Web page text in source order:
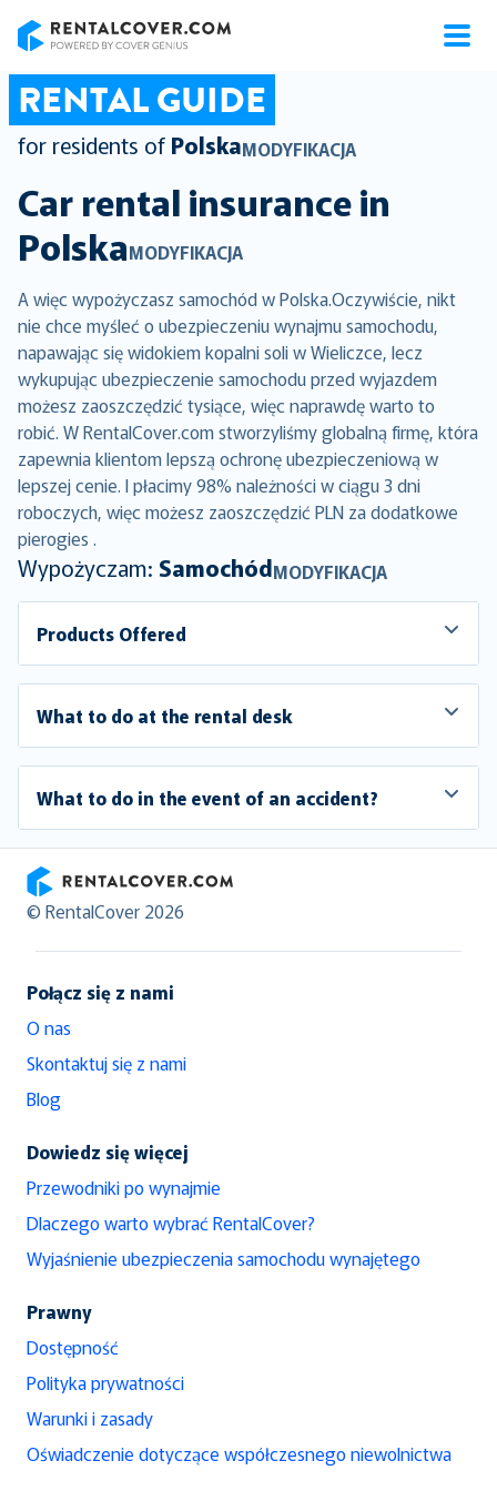
RENTAL GUIDE
for residents of PolskaMODYFIKACJA
Car rental insurance in
PolskaMODYFIKACJA
A więc wypożyczasz samochód w Polska.Oczywiście, nikt
nie chce myśleć o ubezpieczeniu wynajmu samochodu,
napawając się widokiem kopalni soli w Wieliczce, lecz
wykupując ubezpieczenie samochodu przed wyjazdem
możesz zaoszczędzić tysiące, więc naprawdę warto to
robić. W RentalCover.com stworzyliśmy globalną firmę, która
zapewnia klientom lepszą ochronę ubezpieczeniową w
lepszej cenie. I płacimy 98% należności w ciągu 3 dni
roboczych, więc możesz zaoszczędzić PLN za dodatkowe
pierogies .
Wypożyczam: SamochódMODYFIKACJA
Products Offered
What to do at the rental desk
What to do in the event of an accident?
RentalCover
© RentalCover 2026
Połącz się z nami
O nas
Skontaktuj się z nami
Blog
Dowiedz się więcej
Przewodniki po wynajmie
Dlaczego warto wybrać RentalCover?
Wyjaśnienie ubezpieczenia samochodu wynajętego
Prawny
Dostępność
Polityka prywatności
Warunki i zasady
Oświadczenie dotyczące współczesnego niewolnictwa